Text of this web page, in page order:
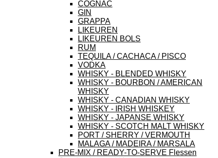
COGNAC
GIN
GRAPPA
LIKEUREN
LIKEUREN BOLS
RUM
TEQUILA / CACHACA / PISCO
VODKA
WHISKY - BLENDED WHISKY
WHISKY - BOURBON / AMERICAN
WHISKY
WHISKY - CANADIAN WHISKY
WHISKY - IRISH WHISKEY
WHISKY - JAPANSE WHISKY
WHISKY - SCOTCH MALT WHISKY
PORT / SHERRY / VERMOUTH
MALAGA / MADEIRA / MARSALA
PRE-MIX / READY-TO-SERVE Flessen